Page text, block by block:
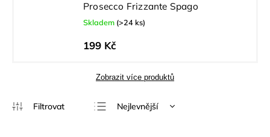
Prosecco Frizzante Spago
Skladem (>24 ks)
199 Kč
Zobrazit více produktů
Nejlevnější